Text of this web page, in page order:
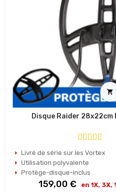

Disque Raider 28x22cm
Livré de série sur les Vortex
Utilisation polyvalente
Protège-disque-inclus
Prix
159,00 € en 1X, 3X,